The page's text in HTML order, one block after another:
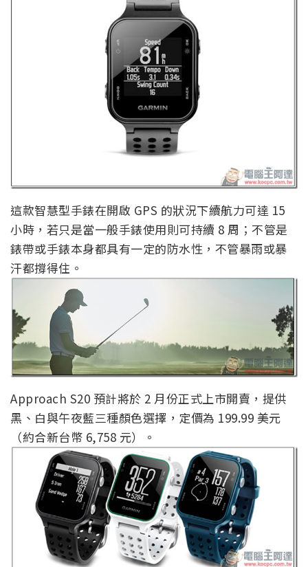
這款智慧型手錶在開啟 GPS 的狀況下續航力可達 15
小時，若只是當一般手錶使用則可持續 8 周；不管是
錶帶或手錶本身都具有一定的防水性，不管暴雨或暴
汗都撐得住。
Approach S20 預計將於 2 月份正式上市開賣，提供
黑、白與午夜藍三種顏色選擇，定價為 199.99 美元
（約合新台幣 6,758 元）。